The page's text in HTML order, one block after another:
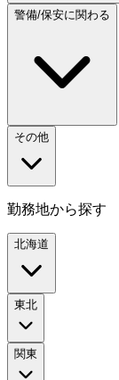
警備/保安に関わる
その他
勤務地から探す
北海道
東北
関東